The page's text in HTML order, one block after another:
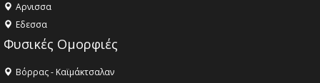
Aρνισσα
Eδεσσα
Φυσικές Ομορφιές
Βόρρας - Καϊμάκτσαλαν